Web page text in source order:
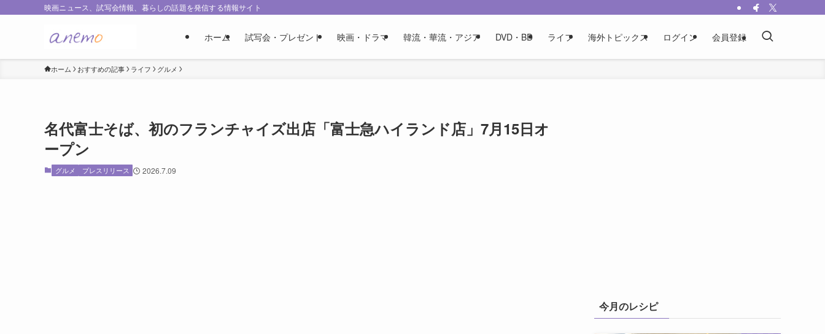
映画ニュース、試写会情報、暮らしの話題を発信する情報サイト
ホーム 試写会・プレゼント 映画・ドラマ 韓流・華流・アジア DVD・BD ライフ 海外トピックス ログイン 会員登録
ホーム おすすめの記事 ライフ グルメ
名代富士そば、初のフランチャイズ出店「富士急ハイランド店」7月15日オ
ープン
グルメ プレスリリース 2026.7.09
今月のレシピ